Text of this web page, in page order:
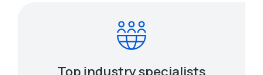
Top industry specialists